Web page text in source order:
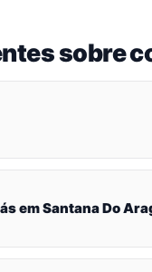
sobre
em Santana Do